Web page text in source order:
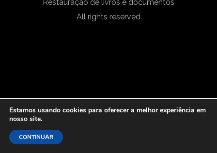
Restauração de livros e documentos
All rights reserved
Estamos usando cookies para oferecer a melhor experiência em
nosso site.
CONTINUAR